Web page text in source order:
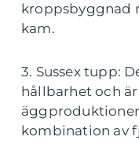
kroppsbyggnad
kam.
3. Sussex tupp:
hållbarhet och
kombination av